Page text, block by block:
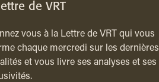
de VRT
vous à la Lettre de VRT qui vous
chaque mercredi sur les dernières
et vous livre ses analyses et ses